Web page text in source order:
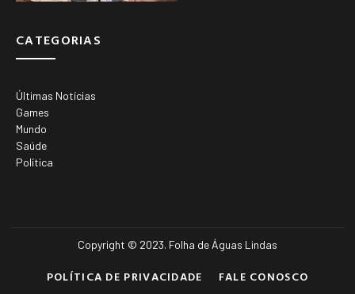
CATEGORIAS
Últimas Notícias
Games
Mundo
Saúde
Política
Copyright © 2023. Folha de Águas Lindas
POLÍTICA DE PRIVACIDADE FALE CONOSCO